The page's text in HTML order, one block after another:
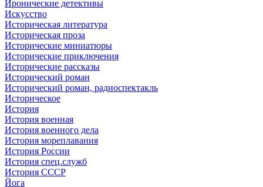
Иронические детективы
Искусство
Историческая литература
Историческая проза
Исторические миниатюры
Исторические приключения
Исторические рассказы
Исторический роман
Исторический роман, радиоспектакль
Историческое
История
История военная
История военного дела
История мореплавания
История России
История спец.служб
История СССР
Йога